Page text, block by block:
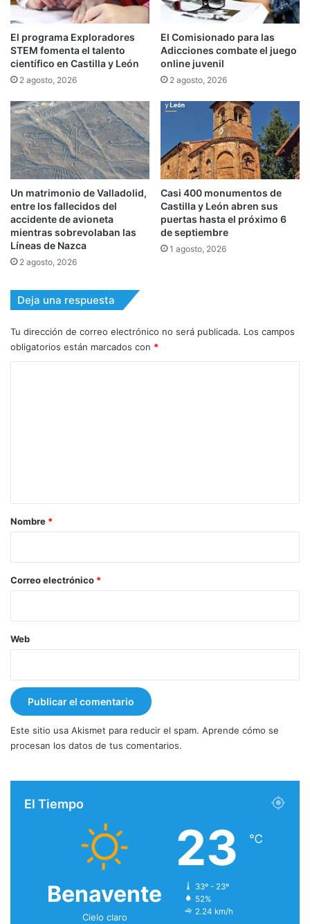
El programa Exploradores
STEM fomenta el talento
científico en Castilla y León
2 agosto, 2026
El Comisionado para las
Adicciones combate el juego
online juvenil
2 agosto, 2026
Un matrimonio de Valladolid,
entre los fallecidos del
accidente de avioneta
mientras sobrevolaban las
Líneas de Nazca
2 agosto, 2026
Casi 400 monumentos de
Castilla y León abren sus
puertas hasta el próximo 6
de septiembre
1 agosto, 2026
Deja una respuesta
Tu dirección de correo electrónico no será publicada. Los campos
obligatorios están marcados con *
r
*
Nombre *
Correo electrónico *
Web
Este sitio usa Akismet para reducir el spam. Aprende cómo se
procesan los datos de tus comentarios.
El Tiempo
Benavente
Cielo claro
23 ℃
33º - 23º
52%
2.24 km/h